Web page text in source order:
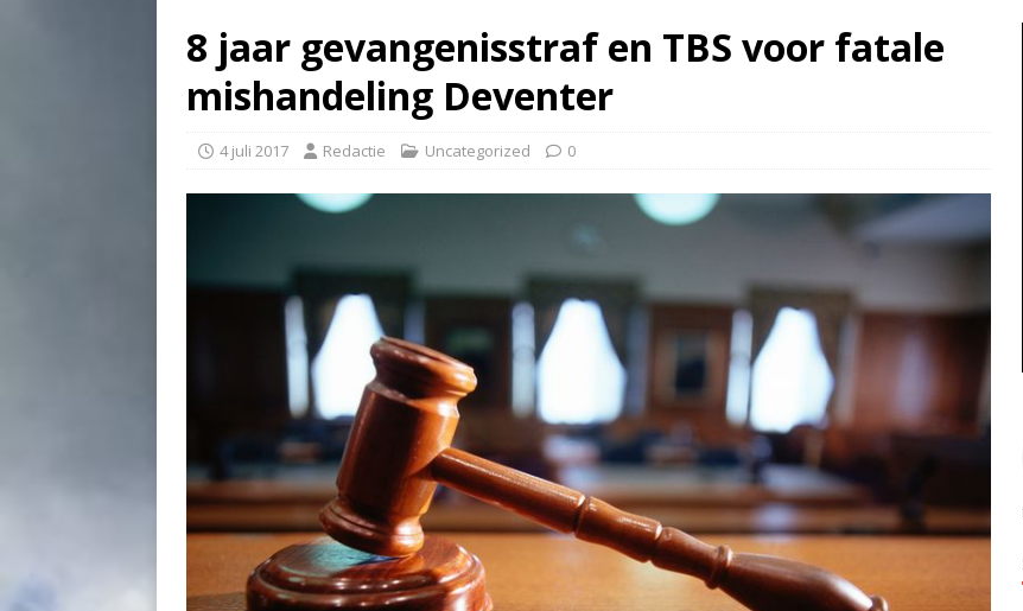
8 jaar gevangenisstraf en TBS voor fatale
mishandeling Deventer
4 juli 2017 Redactie Uncategorized 0